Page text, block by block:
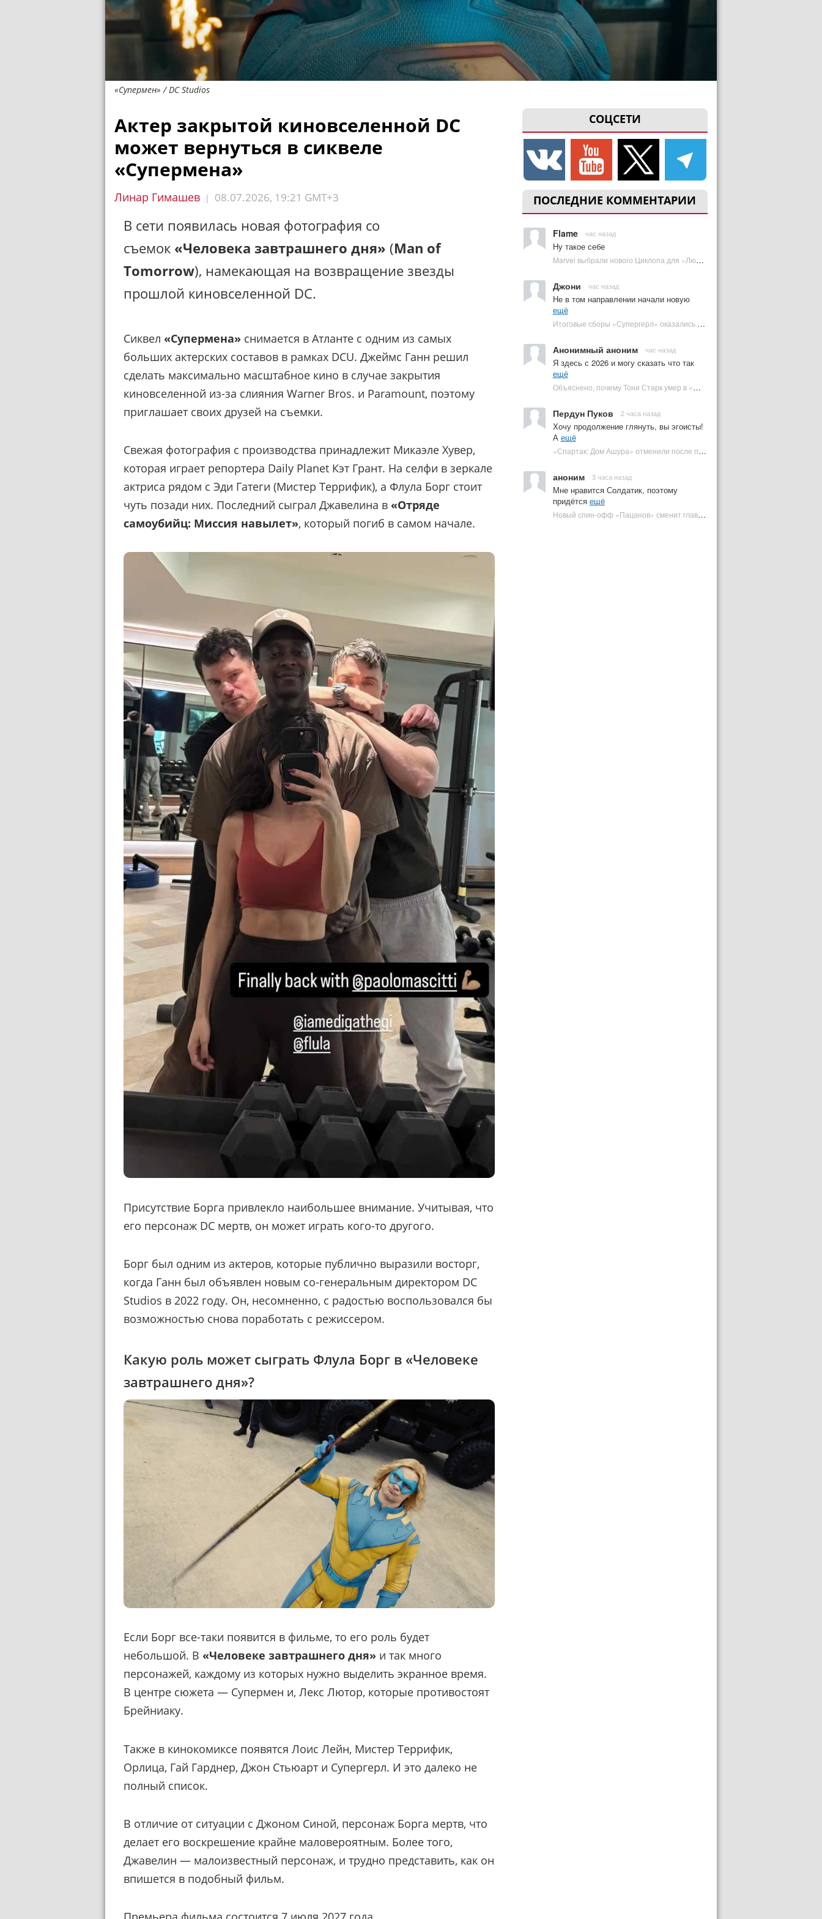
«Супермен» / DC Studios
СОЦСЕТИ
ПОСЛЕДНИЕ КОММЕНТАРИИ
Flame час назад
Ну такое себе
Marvel выбрали нового Циклопа для «Людей Икс» | Plugged In Ru
Джони час назад
Не в том направлении начали новую
ещё
Итоговые сборы «Супергерл» оказались худшими для DC за два десятилетия | Plugged In Ru
Анонимный аноним час назад
Я здесь с 2026 и могу сказать что так
ещё
Объяснено, почему Тони Старк умер в «Мстителях: Финал» вместо Стива Роджерса
Пердун Пуков 2 часа назад
Хочу продолжение глянуть, вы эгоисты!
А ещё
«Спартак: Дом Ашура» отменили после первого сезона | Plugged In Ru
аноним 3 часа назад
Мне нравится Солдатик, поэтому
придётся ещё
Новый спин-офф «Пацанов» сменит главного героя | Plugged In Ru
Актер закрытой киновселенной DC
может вернуться в сиквеле
«Супермена»
Линар Гимашев | 08.07.2026, 19:21 GMT+3
В сети появилась новая фотография со
съемок «Человека завтрашнего дня» (Man of
Tomorrow), намекающая на возвращение звезды
прошлой киновселенной DC.
Сиквел «Супермена» снимается в Атланте с одним из самых
больших актерских составов в рамках DCU. Джеймс Ганн решил
сделать максимально масштабное кино в случае закрытия
киновселенной из-за слияния Warner Bros. и Paramount, поэтому
приглашает своих друзей на съемки.
Свежая фотография с производства принадлежит Микаэле Хувер,
которая играет репортера Daily Planet Кэт Грант. На селфи в зеркале
актриса рядом с Эди Гатеги (Мистер Террифик), а Флула Борг стоит
чуть позади них. Последний сыграл Джавелина в «Отряде
самоубийц: Миссия навылет», который погиб в самом начале.
Присутствие Борга привлекло наибольшее внимание. Учитывая, что
его персонаж DC мертв, он может играть кого-то другого.
Борг был одним из актеров, которые публично выразили восторг,
когда Ганн был объявлен новым со-генеральным директором DC
Studios в 2022 году. Он, несомненно, с радостью воспользовался бы
возможностью снова поработать с режиссером.
Какую роль может сыграть Флула Борг в «Человеке
завтрашнего дня»?
Если Борг все-таки появится в фильме, то его роль будет
небольшой. В «Человеке завтрашнего дня» и так много
персонажей, каждому из которых нужно выделить экранное время.
В центре сюжета — Супермен и, Лекс Лютор, которые противостоят
Брейниаку.
Также в кинокомиксе появятся Лоис Лейн, Мистер Террифик,
Орлица, Гай Гарднер, Джон Стьюарт и Супергерл. И это далеко не
полный список.
В отличие от ситуации с Джоном Синой, персонаж Борга мертв, что
делает его воскрешение крайне маловероятным. Более того,
Джавелин — малоизвестный персонаж, и трудно представить, как он
впишется в подобный фильм.